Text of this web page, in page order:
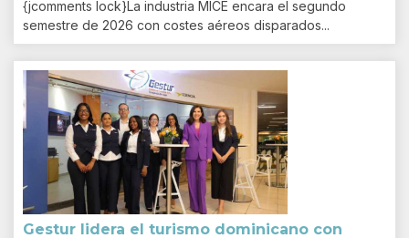
{jcomments lock}La industria MICE encara el segundo
semestre de 2026 con costes aéreos disparados...
Gestur lidera el turismo dominicano con